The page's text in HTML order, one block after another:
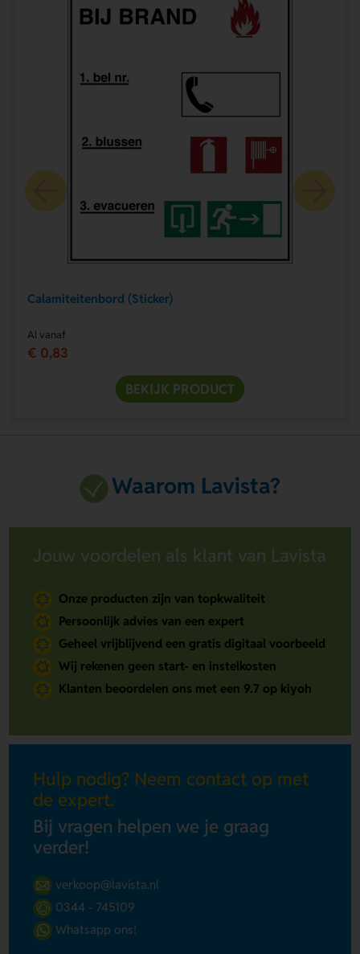
Calamiteitenbord (Sticker)
Al vanaf
€ 0,83
BEKIJK PRODUCT
Waarom Lavista?
Jouw voordelen als klant van Lavista
Onze producten zijn van topkwaliteit
Persoonlijk advies van een expert
Geheel vrijblijvend een gratis digitaal voorbeeld
Wij rekenen geen start- en instelkosten
Klanten beoordelen ons met een 9.7 op kiyoh
Hulp nodig? Neem contact op met
de expert.
Bij vragen helpen we je graag
verder!
verkoop@lavista.nl
0344 - 745109
Whatsapp ons!